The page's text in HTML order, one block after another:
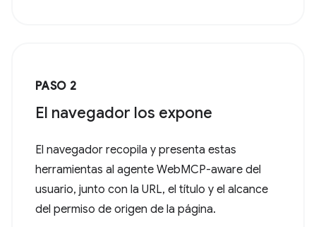
PASO 2
El navegador los expone
El navegador recopila y presenta estas
herramientas al agente WebMCP-aware del
usuario, junto con la URL, el título y el alcance
del permiso de origen de la página.